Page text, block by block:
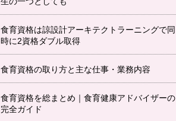
食育資格は諒設計アーキテクトラーニングで同
時に2資格ダブル取得
食育資格の取り方と主な仕事・業務内容
食育資格を総まとめ｜食育健康アドバイザーの
完全ガイド